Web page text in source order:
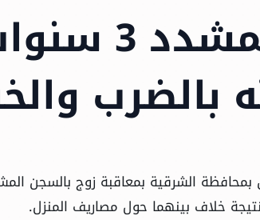
السجن
بالضرب
خلاف بينهما حول مصاريف المنزل.